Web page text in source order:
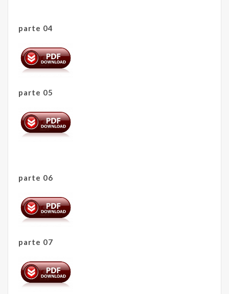
parte 04
parte 05
parte 06
parte 07